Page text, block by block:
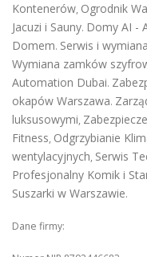
Kontenerów, Ogrodnik
Jacuzi i Sauny. Domy AI -
Domem. Serwis i
Wymiana zamków
Automation Dubai.
okapów Warszawa.
luksusowymi,
Fitness, Odgrzybianie
wentylacyjnych, Serwis
Profesjonalny Komik i
Suszarki w Warszawie.
Dane firmy: